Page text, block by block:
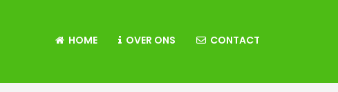
HOME OVER ONS CONTACT